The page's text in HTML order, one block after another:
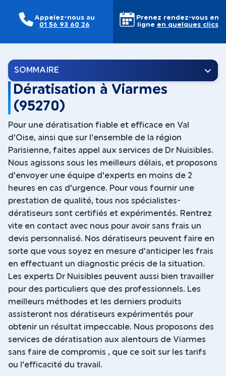
Appelez-nous au
01 56 93 60 26
Prenez rendez-vous en
ligne en quelques clics
SOMMAIRE
Dératisation à Viarmes
(95270)
Pour une dératisation fiable et efficace en Val
d'Oise, ainsi que sur l'ensemble de la région
Parisienne, faites appel aux services de Dr Nuisibles.
Nous agissons sous les meilleurs délais, et proposons
d'envoyer une équipe d'experts en moins de 2
heures en cas d'urgence. Pour vous fournir une
prestation de qualité, tous nos spécialistes-
dératiseurs sont certifiés et expérimentés. Rentrez
vite en contact avec nous pour avoir sans frais un
devis personnalisé. Nos dératiseurs peuvent faire en
sorte que vous soyez en mesure d'anticiper les frais
en effectuant un diagnostic précis de la situation.
Les experts Dr Nuisibles peuvent aussi bien travailler
pour des particuliers que des professionnels. Les
meilleurs méthodes et les derniers produits
assisteront nos dératiseurs expérimentés pour
obtenir un résultat impeccable. Nous proposons des
services de dératisation aux alentours de Viarmes
sans faire de compromis , que ce soit sur les tarifs
ou l'efficacité du travail.